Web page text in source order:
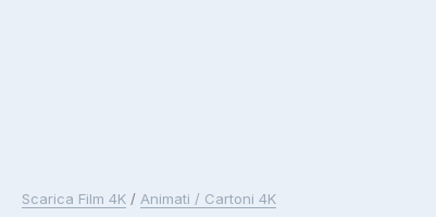
Scarica Film 4K / Animati / Cartoni 4K